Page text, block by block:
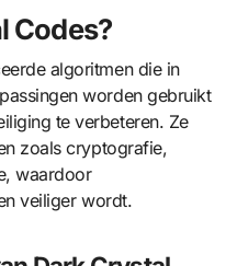
Codes?
algoritmen die in
worden gebruikt
te verbeteren. Ze
zoals cryptografie,
waardoor
veiliger wordt.